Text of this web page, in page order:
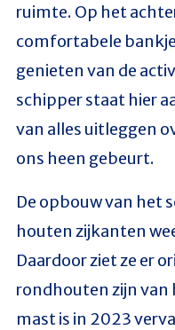
ruimte. Op het
comfortabele
genieten van de
schipper staat hier
van alles uitleggen
ons heen gebeurt.
De opbouw van het
houten zijkanten
Daardoor ziet ze er
rondhouten zijn
mast is in 2023